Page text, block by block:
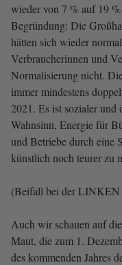
wieder von 7 % auf 19 %
Begründung: Die
hätten sich wieder
Verbraucherinnen und
Normalisierung nicht.
immer mindestens
2021. Es ist sozialer und
Wahnsinn, Energie für
und Betriebe durch eine
künstlich noch teurer zu
(Beifall bei der
Auch wir schauen auf
Maut, die zum 1.
des kommenden Jahres